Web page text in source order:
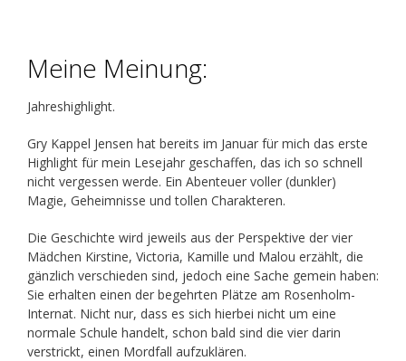
Meine Meinung:
Jahreshighlight.
Gry Kappel Jensen hat bereits im Januar für mich das erste
Highlight für mein Lesejahr geschaffen, das ich so schnell
nicht vergessen werde. Ein Abenteuer voller (dunkler)
Magie, Geheimnisse und tollen Charakteren.
Die Geschichte wird jeweils aus der Perspektive der vier
Mädchen Kirstine, Victoria, Kamille und Malou erzählt, die
gänzlich verschieden sind, jedoch eine Sache gemein haben:
Sie erhalten einen der begehrten Plätze am Rosenholm-
Internat. Nicht nur, dass es sich hierbei nicht um eine
normale Schule handelt, schon bald sind die vier darin
verstrickt, einen Mordfall aufzuklären.